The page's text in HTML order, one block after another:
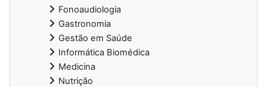
Fonoaudiologia
Gastronomia
Gestão em Saúde
Informática Biomédica
Medicina
Nutrição